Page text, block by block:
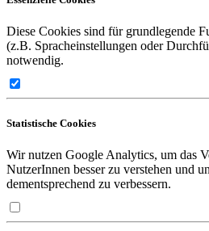
Diese Cookies sind für grundlegende
(z.B. Spracheinstellungen oder
notwendig.
Statistische Cookies
Wir nutzen Google Analytics, um das
NutzerInnen besser zu verstehen und
dementsprechend zu verbessern.